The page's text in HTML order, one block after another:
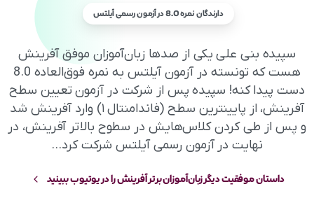
دارندگان نمره 8.0 در آزمون رسمی آیلتس
سپیده بنی علی یکی از صدها زبان‌آموزان موفق آفرینش
هست که تونسته در آزمون آیلتس به نمره فوق‌العاده 8.0
دست پیدا کنه! سپیده پس از شرکت در آزمون تعیین سطح
آفرینش، از پایینترین سطح (فاندامنتال ۱) وارد آفرینش شد
و پس از طی کردن کلاس‌هایش در سطوح بالاتر آفرینش، در
نهایت در آزمون رسمی آیلتس شرکت کرد...
داستان موفقیت دیگر زبان‌آموزان برتر آفرینش را در یوتیوب ببینید